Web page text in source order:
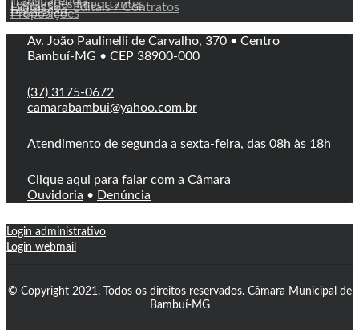
Legislações Importantes
Licitação / Editais / Contratos
Legislação
Proposições
Av. João Paulinelli de Carvalho, 370 • Centro
Bambuí-MG • CEP 38900-000
(37) 3175-0672
camarabambui@yahoo.com.br
Atendimento de segunda a sexta-feira, das 08h às 18h
Clique aqui para falar com a Câmara
Ouvidoria • Denúncia
Login administrativo
Login webmail
© Copyright 2021. Todos os direitos reservados. Câmara Municipal de
Bambuí-MG